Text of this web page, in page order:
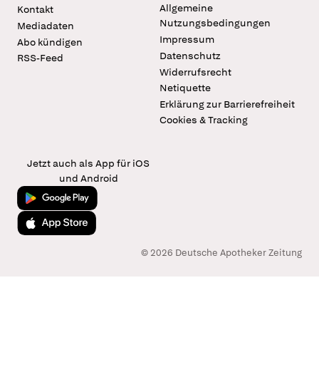
Kontakt
Mediadaten
Abo kündigen
RSS-Feed
Allgemeine
Nutzungsbedingungen
Impressum
Datenschutz
Widerrufsrecht
Netiquette
Erklärung zur Barrierefreiheit
Cookies & Tracking
Jetzt auch als App für iOS
und Android
Jetzt bei Google Play
Laden im App Store
© 2026 Deutsche Apotheker Zeitung